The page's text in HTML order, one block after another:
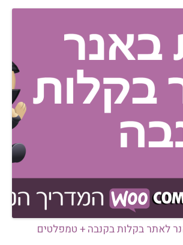
לאתר בקלות בקנבה + טמפלטים